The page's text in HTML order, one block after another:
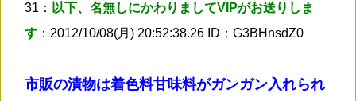
31： 以下、名無しにかわりましてVIPがお送りしま
す ：2012/10/08(月) 20:52:38.26 ID：G3BHnsdZ0
市販の漬物は着色料甘味料がガンガン入れられ